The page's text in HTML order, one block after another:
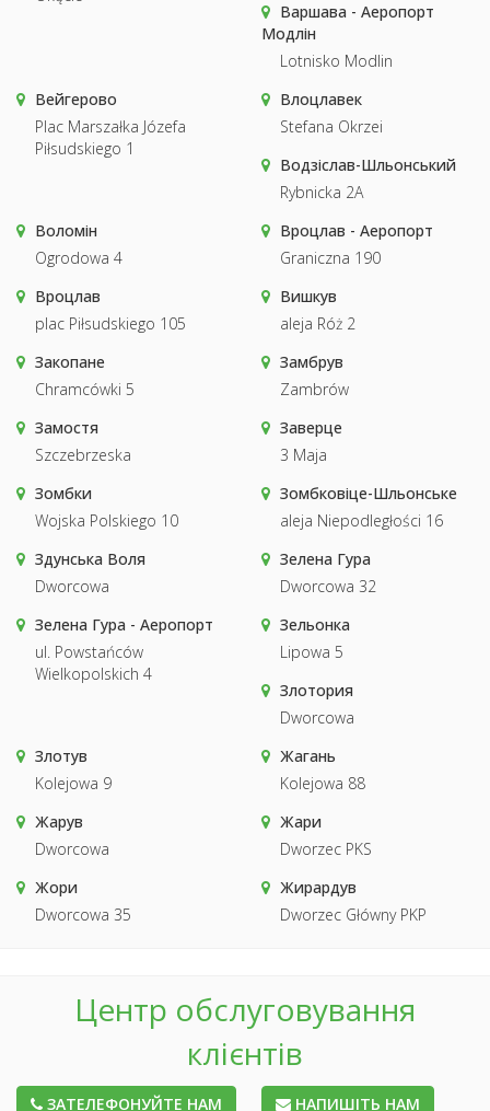
Варшава - Аеропорт
Модлін
Lotnisko Modlin
Вейгерово
Plac Marszałka Józefa
Piłsudskiego 1
Влоцлавек
Stefana Okrzei
Водзіслав-Шльонський
Rybnicka 2A
Воломін
Ogrodowa 4
Вроцлав - Аеропорт
Graniczna 190
Вроцлав
plac Piłsudskiego 105
Вишкув
aleja Róż 2
Закопане
Chramcówki 5
Замбрув
Zambrów
Замостя
Szczebrzeska
Заверце
3 Maja
Зомбки
Wojska Polskiego 10
Зомбковіце-Шльонське
aleja Niepodległości 16
Здунська Воля
Dworcowa
Зелена Гура
Dworcowa 32
Зелена Гура - Аеропорт
ul. Powstańców
Wielkopolskich 4
Зельонка
Lipowa 5
Злотория
Dworcowa
Злотув
Kolejowa 9
Жагань
Kolejowa 88
Жарув
Dworcowa
Жари
Dworzec PKS
Жори
Dworcowa 35
Жирардув
Dworzec Główny PKP
Центр обслуговування
клієнтів
ЗАТЕЛЕФОНУЙТЕ НАМ НАПИШІТЬ НАМ